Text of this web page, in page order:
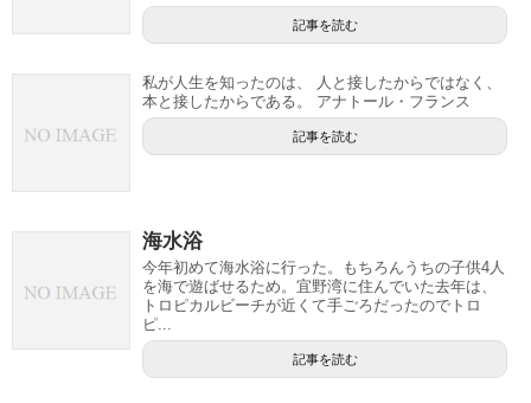
記事を読む
私が人生を知ったのは、 人と接したからではなく、
本と接したからである。 アナトール・フランス
記事を読む
海水浴
今年初めて海水浴に行った。もちろんうちの子供4人
を海で遊ばせるため。宜野湾に住んでいた去年は、
トロピカルビーチが近くて手ごろだったのでトロ
ピ...
記事を読む